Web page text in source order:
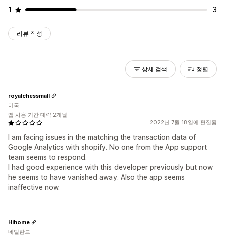
1
3
리뷰 작성
상세 검색 정렬
2022년 7월 18일에 편집됨
I am facing issues in the matching the transaction data of
Google Analytics with shopify. No one from the App support
team seems to respond.
I had good experience with this developer previously but now
he seems to have vanished away. Also the app seems
inaffective now.
royalchessmall
미국
앱 사용 기간 대략 2개월
Hihome
네덜란드